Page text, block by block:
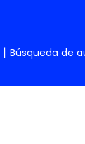
Búsqueda de